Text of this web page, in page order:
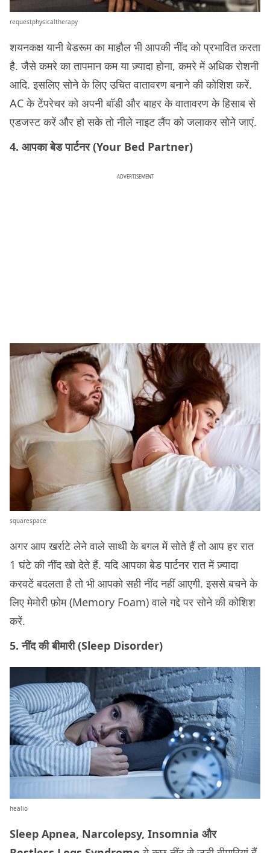
requestphysicaltherapy
शयनकक्ष यानी बेडरूम का माहौल भी आपकी नींद को प्रभावित करता
है. जैसे कमरे का तापमान कम या ज़्यादा होना, कमरे में अधिक रोशनी
आदि. इसलिए सोने के लिए उचित वातावरण बनाने की कोशिश करें.
AC के टेंपरेचर को अपनी बॉडी और बाहर के वातावरण के हिसाब से
एडजस्ट करें और हो सके तो नीले नाइट लैंप को जलाकर सोने जाएं.
4. आपका बेड पार्टनर (Your Bed Partner)
ADVERTISEMENT
squarespace
अगर आप खर्राटे लेने वाले साथी के बगल में सोते हैं तो आप हर रात
1 घंटे की नींद खो देते हैं. यदि आपका बेड पार्टनर रात में ज़्यादा
करवटें बदलता है तो भी आपको सही नींद नहीं आएगी. इससे बचने के
लिए मेमोरी फ़ोम (Memory Foam) वाले गद्दे पर सोने की कोशिश
करें.
5. नींद की बीमारी (Sleep Disorder)
healio
Sleep Apnea, Narcolepsy, Insomnia और